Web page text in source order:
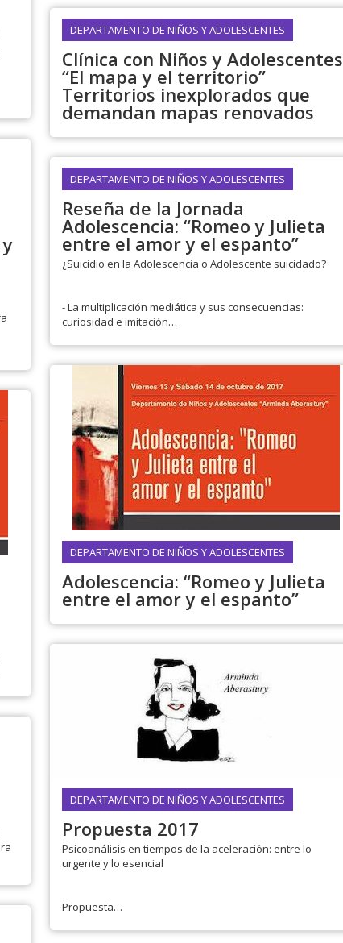
DEPARTAMENTO DE NIÑOS Y ADOLESCENTES
Clínica con Niños y Adolescentes
“El mapa y el territorio”
Territorios inexplorados que
demandan mapas renovados
DEPARTAMENTO DE NIÑOS Y ADOLESCENTES
Reseña de la Jornada
Adolescencia: “Romeo y Julieta
entre el amor y el espanto”
¿Suicidio en la Adolescencia o Adolescente suicidado?
- La multiplicación mediática y sus consecuencias:
curiosidad e imitación
DEPARTAMENTO DE NIÑOS Y ADOLESCENTES
Adolescencia: “Romeo y Julieta
entre el amor y el espanto”
DEPARTAMENTO DE NIÑOS Y ADOLESCENTES
Propuesta 2017
Psicoanálisis en tiempos de la aceleración: entre lo
urgente y lo esencial
Propuesta
Departamentos de la Institución, con...